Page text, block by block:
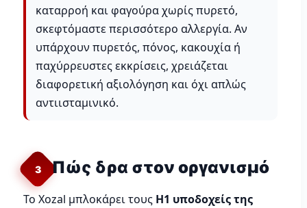
καταρροή και φαγούρα χωρίς πυρετό,
σκεφτόμαστε περισσότερο αλλεργία. Αν
υπάρχουν πυρετός, πόνος, κακουχία ή
παχύρρευστες εκκρίσεις, χρειάζεται
διαφορετική αξιολόγηση και όχι απλώς
αντιισταμινικό.
3 Πώς δρα στον οργανισμό
Το Xozal μπλοκάρει τους Η1 υποδοχείς της